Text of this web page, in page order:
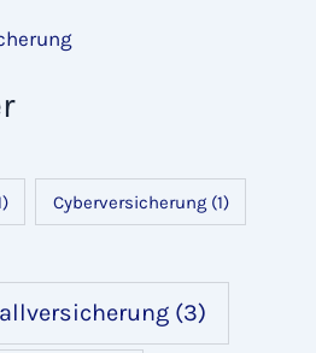
Cyberversicherung(1)
(3)